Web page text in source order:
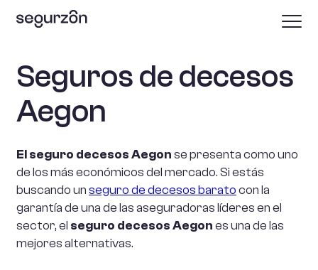
Seguros de decesos
Aegon
El seguro decesos Aegonse presenta como uno
de los más económicos del mercado. Si estás
buscando unseguro de decesos baratocon la
garantía de una de las aseguradoras líderes en el
sector, el seguro decesos Aegones una de las
mejores alternativas.